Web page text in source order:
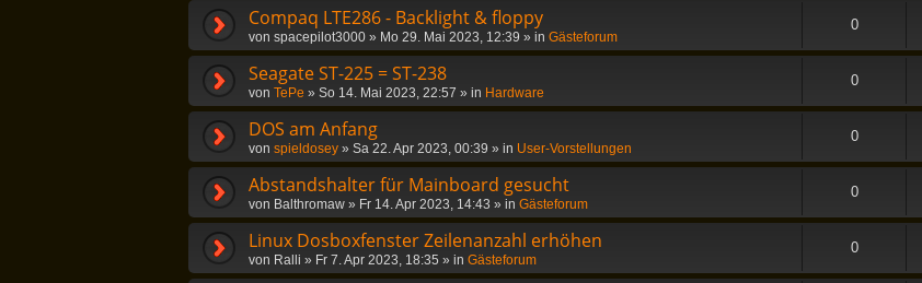
Compaq LTE286 - Backlight & floppy
von spacepilot3000 » Mo 29. Mai 2023, 12:39 » in Gästeforum
0
Seagate ST-225 = ST-238
von TePe » So 14. Mai 2023, 22:57 » in Hardware
0
DOS am Anfang
von spieldosey » Sa 22. Apr 2023, 00:39 » in User-Vorstellungen
0
Abstandshalter für Mainboard gesucht
von Balthromaw » Fr 14. Apr 2023, 14:43 » in Gästeforum
0
Linux Dosboxfenster Zeilenanzahl erhöhen
von Ralli » Fr 7. Apr 2023, 18:35 » in Gästeforum
0